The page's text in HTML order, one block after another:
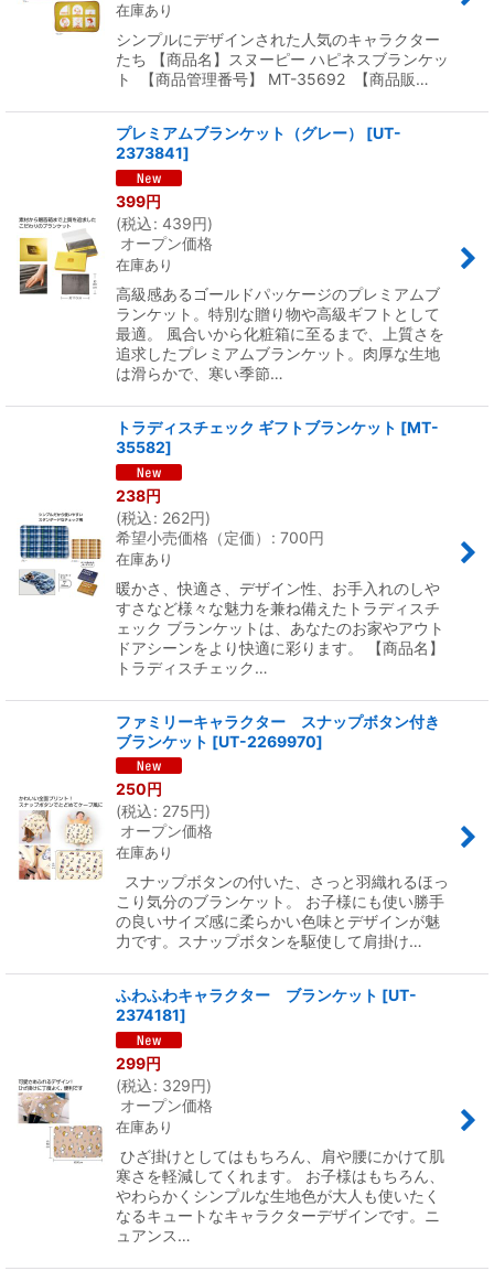
在庫あり
シンプルにデザインされた人気のキャラクター
たち 【商品名】スヌーピー ハピネスブランケッ
ト 【商品管理番号】 MT-35692 【商品販…
プレミアムブランケット（グレー） [UT-
2373841]
399円
(税込: 439円)
オープン価格
在庫あり
高級感あるゴールドパッケージのプレミアムブ
ランケット。特別な贈り物や高級ギフトとして
最適。 風合いから化粧箱に至るまで、上質さを
追求したプレミアムブランケット。肉厚な生地
は滑らかで、寒い季節…
トラディスチェック ギフトブランケット [MT-
35582]
238円
(税込: 262円)
希望小売価格（定価）
: 700円
在庫あり
暖かさ、快適さ、デザイン性、お手入れのしや
すさなど様々な魅力を兼ね備えたトラディスチ
ェック ブランケットは、あなたのお家やアウト
ドアシーンをより快適に彩ります。 【商品名】
トラディスチェック…
ファミリーキャラクター スナップボタン付き
ブランケット [UT-2269970]
250 円
(税込: 275円)
オープン価格
在庫あり
スナップボタンの付いた、さっと羽織れるほっ
こり気分のブランケット。 お子様にも使い勝手
の良いサイズ感に柔らかい色味とデザインが魅
力です。スナップボタンを駆使して肩掛け…
ふわふわキャラクター ブランケット [UT-
2374181]
299円
(税込: 329円)
オープン価格
在庫あり
ひざ掛けとしてはもちろん、肩や腰にかけて肌
寒さを軽減してくれます。 お子様はもちろん、
やわらかくシンプルな生地色が大人も使いたく
なるキュートなキャラクターデザインです。ニ
ュアンス…